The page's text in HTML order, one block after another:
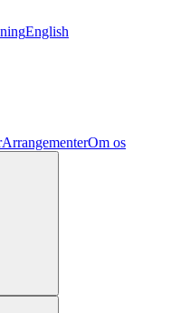
English
ArrangementerOm os